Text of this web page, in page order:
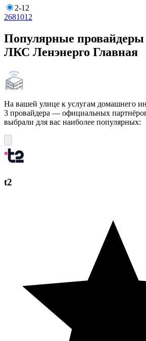
2-12
2681012
Популярные провайдеры
ЛКС Ленэнерго Главная
На вашей улице к услугам домашнего
3 провайдера — официальных
выбрали для вас наиболее популярных:
t2